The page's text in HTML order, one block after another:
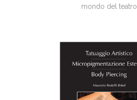
mondo del teatro,